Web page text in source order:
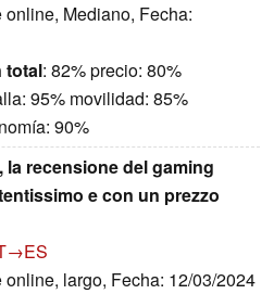
Mediano, Fecha:
total: 82% precio: 80%
95% movilidad: 85%
90%
la recensione del gaming
e con un prezzo
largo, Fecha: 12/03/2024